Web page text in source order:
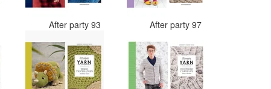
After party 93 After party 97